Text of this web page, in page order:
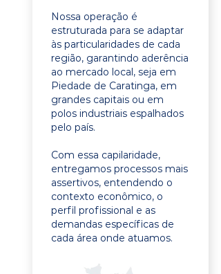
Nossa operação é
estruturada para se adaptar
às particularidades de cada
região, garantindo aderência
ao mercado local, seja em
Piedade de Caratinga, em
grandes capitais ou em
polos industriais espalhados
pelo país.
Com essa capilaridade,
entregamos processos mais
assertivos, entendendo o
contexto econômico, o
perfil profissional e as
demandas específicas de
cada área onde atuamos.